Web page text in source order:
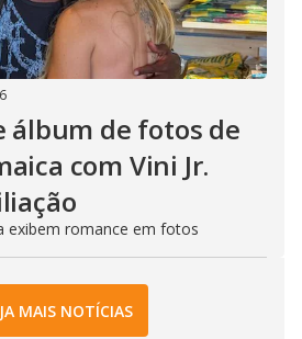
álbum de fotos de
com Vini Jr.
exibem romance em fotos
MAIS NOTÍCIAS